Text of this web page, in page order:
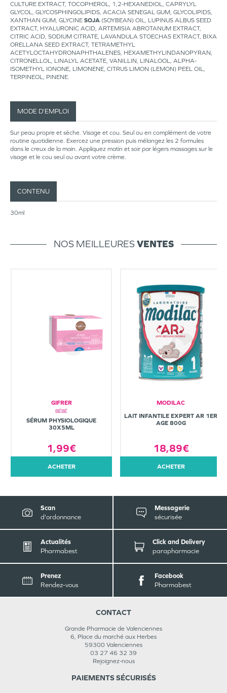
CULTURE EXTRACT, TOCOPHEROL, 1,2-HEXANEDIOL, CAPRYLYL
GLYCOL, GLYCOSPHINGOLIPIDS, ACACIA SENEGAL GUM, GLYCOLIPIDS,
XANTHAN GUM, GLYCINE SOJA (SOYBEAN) OIL, LUPINUS ALBUS SEED
EXTRACT, HYALURONIC ACID, ARTEMISIA ABROTANUM EXTRACT,
CITRIC ACID, SODIUM CITRATE, LAVANDULA STOECHAS EXTRACT, BIXA
ORELLANA SEED EXTRACT, TETRAMETHYL
ACETYLOCTAHYDRONAPHTHALENES, HEXAMETHYLINDANOPYRAN,
CITRONELLOL, LINALYL ACETATE, VANILLIN, LINALOOL, ALPHA-
ISOMETHYL IONONE, LIMONENE, CITRUS LIMON (LEMON) PEEL OIL,
TERPINEOL, PINENE.
MODE D’EMPLOI
Sur peau propre et sèche. Visage et cou. Seul ou en complément de votre
routine quotidienne. Exercez une pression puis mélangez les 2 formules
dans le creux de la main. Appliquez matin et soir par légers massages sur le
visage et le cou seul ou avant votre crème.
CONTENU
30ml
NOS MEILLEURESVENTES
GIFRER
BÉBÉ
SÉRUM PHYSIOLOGIQUE
30X5ML
1,99€
ACHETER
MODILAC
LAIT INFANTILE EXPERT AR 1ER
AGE 800G
18,89€
ACHETER
Scan
d'ordonnance
Messagerie
sécurisée
Actualités
Pharmabest
Click and Delivery
parapharmacie
Prenez
Rendez-vous
Facebook
Pharmabest
CONTACT
Grande Pharmacie de Valenciennes
6, Place du marché aux Herbes
59300 Valenciennes
03 27 46 32 39
Rejoignez-nous
PAIEMENTS SÉCURISÉS